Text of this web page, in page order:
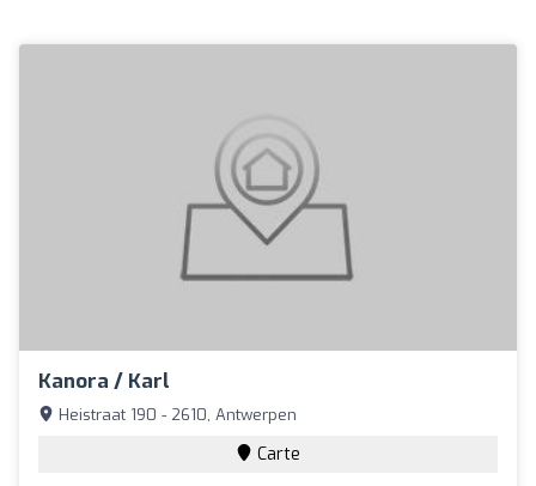
Kanora / Karl
Heistraat 190 - 2610, Antwerpen
Carte